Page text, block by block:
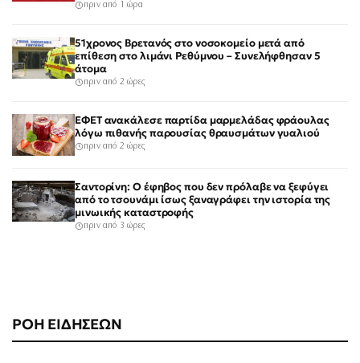
ΡΟΗ ΕΙΔΗΣΕΩΝ
πριν από 1 ώρα
51χρονος Βρετανός στο νοσοκομείο μετά από
επίθεση στο λιμάνι Ρεθύμνου – Συνελήφθησαν 5
άτομα
πριν από 2 ώρες
ΕΦΕΤ ανακάλεσε παρτίδα μαρμελάδας φράουλας
λόγω πιθανής παρουσίας θραυσμάτων γυαλιού
πριν από 2 ώρες
Σαντορίνη: Ο έφηβος που δεν πρόλαβε να ξεφύγει
από το τσουνάμι ίσως ξαναγράφει την ιστορία της
μινωικής καταστροφής
πριν από 3 ώρες